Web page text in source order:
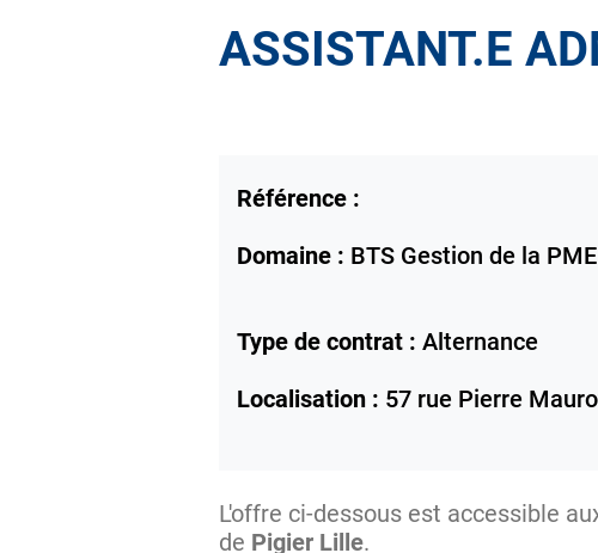
ASSISTANT.E
Référence :
Domaine : BTS Gestion de la
Type de contrat : Alternance
Localisation : 57 rue Pierre
L'offre ci-dessous est accessible
de Pigier Lille.